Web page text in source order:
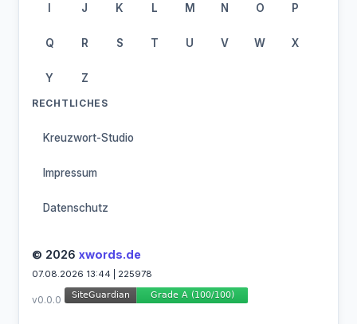
I J K L M N O P
Q R S T U V W X
Y Z
RECHTLICHES
Kreuzwort-Studio
Impressum
Datenschutz
© 2026 xwords.de
07.08.2026 13:44 | 225978
v0.0.0